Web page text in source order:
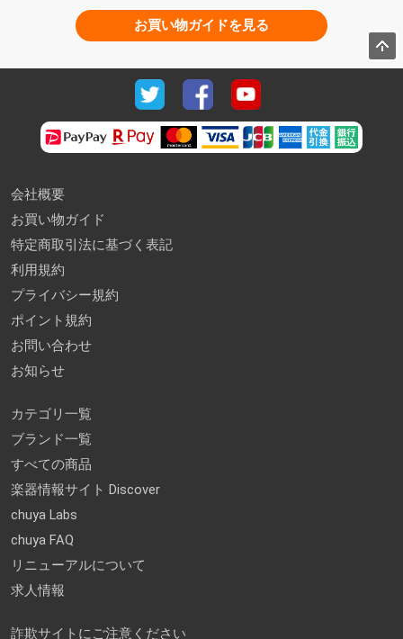
お買い物ガイドを見る
会社概要
お買い物ガイド
特定商取引法に基づく表記
利用規約
プライバシー規約
ポイント規約
お問い合わせ
お知らせ
カテゴリ一覧
ブランド一覧
すべての商品
楽器情報サイト Discover
chuya Labs
chuya FAQ
リニューアルについて
求人情報
詐欺サイトにご注意ください